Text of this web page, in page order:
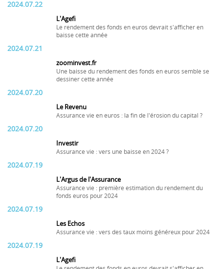
2024.07.22
L'Agefi
Le rendement des fonds en euros devrait s'afficher en
baisse cette année
2024.07.21
zoominvest.fr
Une baisse du rendement des fonds en euros semble se
dessiner cette année
2024.07.20
Le Revenu
Assurance vie en euros : la fin de l'érosion du capital ?
2024.07.20
Investir
Assurance vie : vers une baisse en 2024 ?
2024.07.19
L'Argus de l'Assurance
Assurance vie : première estimation du rendement du
fonds euros pour 2024
2024.07.19
Les Echos
Assurance vie : vers des taux moins généreux pour 2024
2024.07.19
L'Agefi